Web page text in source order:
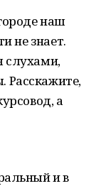
наш
не знает.
слухами,
а
и в